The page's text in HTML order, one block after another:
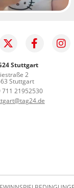
Stuttgart
2
Stuttgart
711 21952530